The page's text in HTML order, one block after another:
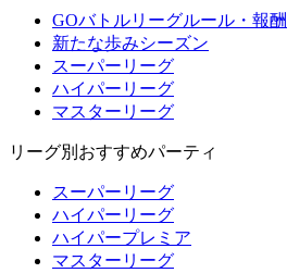
GOバトルリーグルール・報酬
新たな歩みシーズン
スーパーリーグ
ハイパーリーグ
マスターリーグ
リーグ別おすすめパーティ
スーパーリーグ
ハイパーリーグ
ハイパープレミア
マスターリーグ